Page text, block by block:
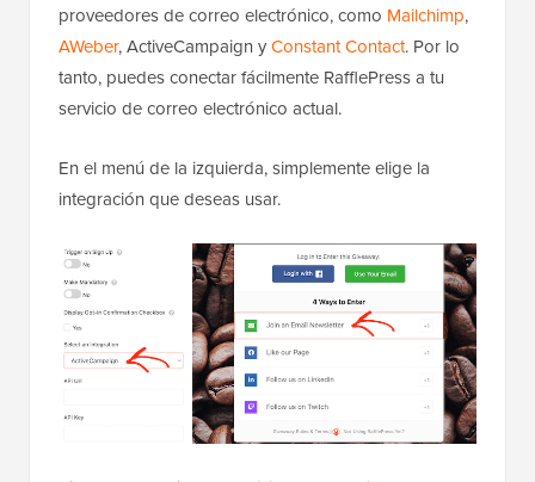
proveedores de correo electrónico, como Mailchimp,
AWeber, ActiveCampaign yConstant Contact. Por lo
tanto, puedes conectar fácilmente RafflePress a tu
servicio de correo electrónico actual.
En el menú de la izquierda, simplemente elige la
integración que deseas usar.